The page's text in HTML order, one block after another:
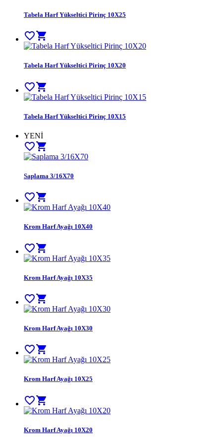
Tabela Harf Yükseltici Pirinç 10X25
favorite_bordershopping_cart
Tabela Harf Yükseltici Pirinç 10X20
favorite_bordershopping_cart
Tabela Harf Yükseltici Pirinç 10X15
YENİ
favorite_bordershopping_cart
Saplama 3/16X70
favorite_bordershopping_cart
Krom Harf Ayağı 10X40
favorite_bordershopping_cart
Krom Harf Ayağı 10X35
favorite_bordershopping_cart
Krom Harf Ayağı 10X30
favorite_bordershopping_cart
Krom Harf Ayağı 10X25
favorite_bordershopping_cart
Krom Harf Ayağı 10X20